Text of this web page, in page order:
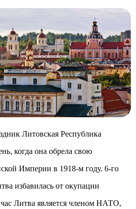
Литовская Республика
когда она обрела свою
Империи в 1918-м году. 6-го
избавилась от окупации
Литва является членом НАТО,